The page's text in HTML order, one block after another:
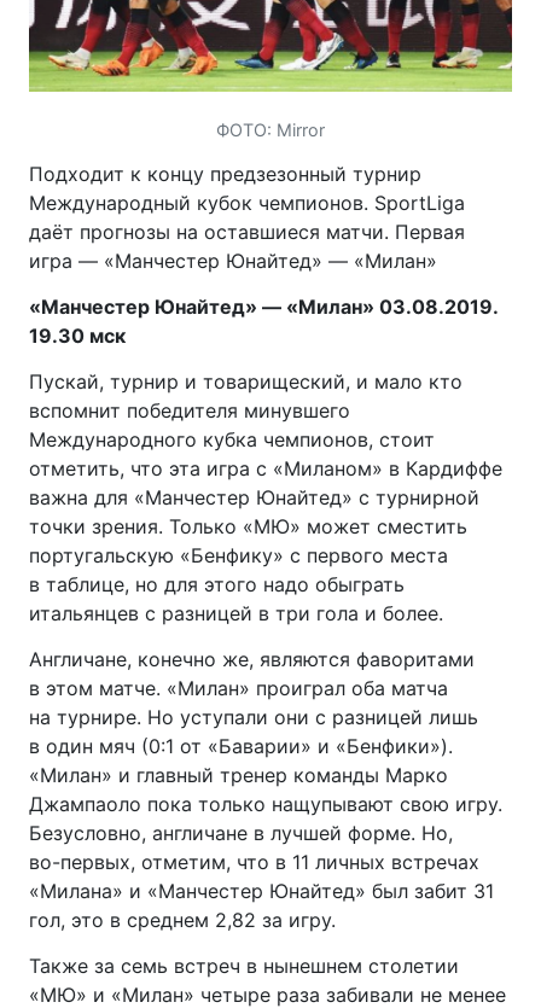
ФОТО: Mirror
Подходит к концу предзезонный турнир
Международный кубок чемпионов. SportLiga
даёт прогнозы на оставшиеся матчи. Первая
игра — «Манчестер Юнайтед» — «Милан»
«Манчестер Юнайтед» — «Милан» 03.08.2019.
19.30 мск
Пускай, турнир и товарищеский, и мало кто
вспомнит победителя минувшего
Международного кубка чемпионов, стоит
отметить, что эта игра с «Миланом» в Кардиффе
важна для «Манчестер Юнайтед» с турнирной
точки зрения. Только «МЮ» может сместить
португальскую «Бенфику» с первого места
в таблице, но для этого надо обыграть
итальянцев с разницей в три гола и более.
Англичане, конечно же, являются фаворитами
в этом матче. «Милан» проиграл оба матча
на турнире. Но уступали они с разницей лишь
в один мяч (0:1 от «Баварии» и «Бенфики»).
«Милан» и главный тренер команды Марко
Джампаоло пока только нащупывают свою игру.
Безусловно, англичане в лучшей форме. Но,
во-первых, отметим, что в 11 личных встречах
«Милана» и «Манчестер Юнайтед» был забит 31
гол, это в среднем 2,82 за игру.
Также за семь встреч в нынешнем столетии
«МЮ» и «Милан» четыре раза забивали не менее